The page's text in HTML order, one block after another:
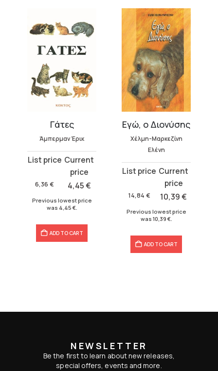
Γάτες
Άμπερμαν Έρικ
6,36 €
Original
was:
4,45€
Current
is:
Previous lowest price
was 4,45 €.
ADD TO CART
Εγώ, ο Διονύσης
Χέλμη-Μαρκεζίνη
Ελένη
14,84 €
Original
was:
10,39€
Current
is:
Previous lowest price
was 10,39 €.
ADD TO CART
NEWSLETTER
Be the first to learn about new releases,
special offers, events and more.